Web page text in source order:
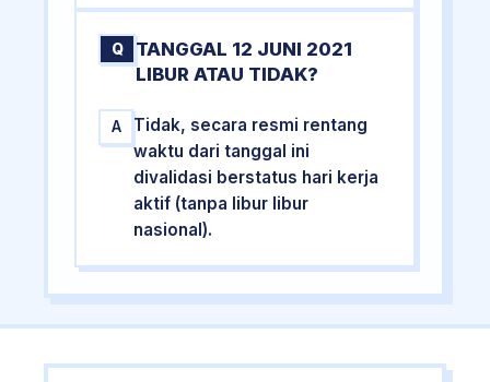
Q
TANGGAL 12 JUNI 2021
LIBUR ATAU TIDAK?
A
Tidak, secara resmi rentang
waktu dari tanggal ini
divalidasi berstatus hari kerja
aktif (tanpa libur libur
nasional).